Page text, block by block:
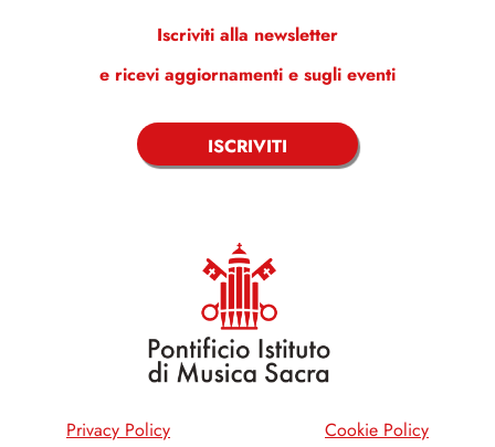
Iscriviti alla newsletter
e ricevi aggiornamenti e sugli eventi
ISCRIVITI
Privacy Policy Cookie Policy